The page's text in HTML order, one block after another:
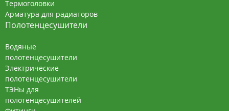
Термоголовки
Арматура для радиаторов
Полотенцесушители
Водяные
полотенцесушители
Электрические
полотенцесушители
ТЭНы для
полотенцесушителей